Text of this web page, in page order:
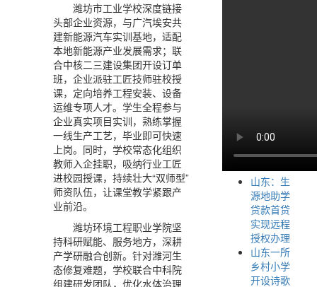
潍坊市工业学校深度链接
头部企业资源，与广汽埃安共
建新能源汽车实训基地，适配
本地新能源产业发展需求；联
合中核二三建设集团开设订单
班，企业派驻工匠技师驻校授
课，定向培养工程安装、设备
运维专项人才。学生全程参与
企业真实项目实训，熟练掌握
一线生产工艺，毕业即可快速
上岗。同时，学校常态化组织
教师入企挂职，吸纳行业工匠
进校园授课，持续壮大“双师型”
师资队伍，让课堂教学紧跟产
业前沿。
潍坊环境工程职业学院坚
持科研赋能、服务地方，深耕
产学研融合创新。针对潍河生
态修复难题，学校联合中科院
组建研发团队，优化水体治理
山东：生
源地助学
贷款首贷
实现远程
授权办理
山东一所
乡村小学
开设诗歌